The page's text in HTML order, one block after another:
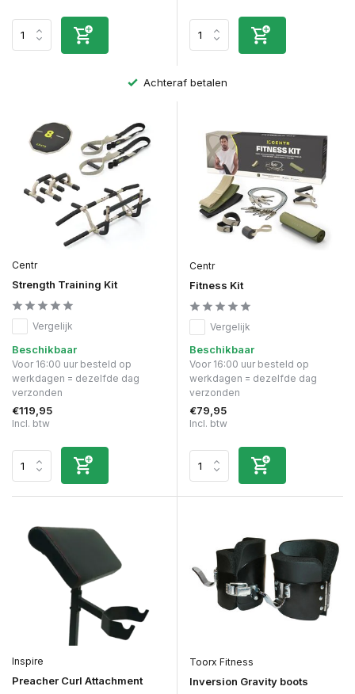
Achteraf betalen
Centr
Strength Training Kit
Vergelijk
Beschikbaar
Voor 16:00 uur besteld op
werkdagen = dezelfde dag
verzonden
€119,95
Incl. btw
Centr
Fitness Kit
Vergelijk
Beschikbaar
Voor 16:00 uur besteld op
werkdagen = dezelfde dag
verzonden
€79,95
Incl. btw
Inspire
Preacher Curl Attachment
Toorx Fitness
Inversion Gravity boots